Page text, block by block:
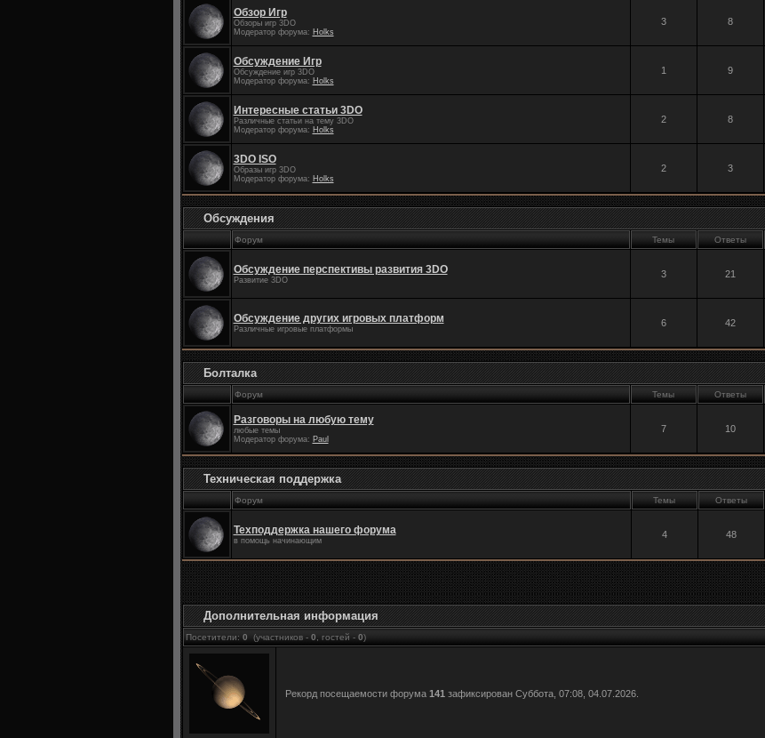
Обзор Игр
Обзоры игр 3DO
Модератор форума: Holks
3 8
Обсуждение Игр
Обсуждение игр 3DO
Модератор форума: Holks
1 9
Интересные статьи 3DO
Различные статьи на тему 3DO
Модератор форума: Holks
2 8
3DO ISO
Образы игр 3DO
Модератор форума: Holks
2 3
Обсуждения
Форум Темы Ответы
Обсуждение перспективы развития 3DO
Развитие 3DO
3 21
Обсуждение других игровых платформ
Различные игровые платформы
6 42
Болталка
Форум Темы Ответы
Разговоры на любую тему
любые темы
Модератор форума: Paul
7 10
Техническая поддержка
Форум Темы Ответы
Техподдержка нашего форума
в помощь начинающим
4 48
Дополнительная информация
Посетители: 0 (участников - 0 , гостей - 0)
Рекорд посещаемости форума 141 зафиксирован Суббота, 07:08, 04.07.2026.